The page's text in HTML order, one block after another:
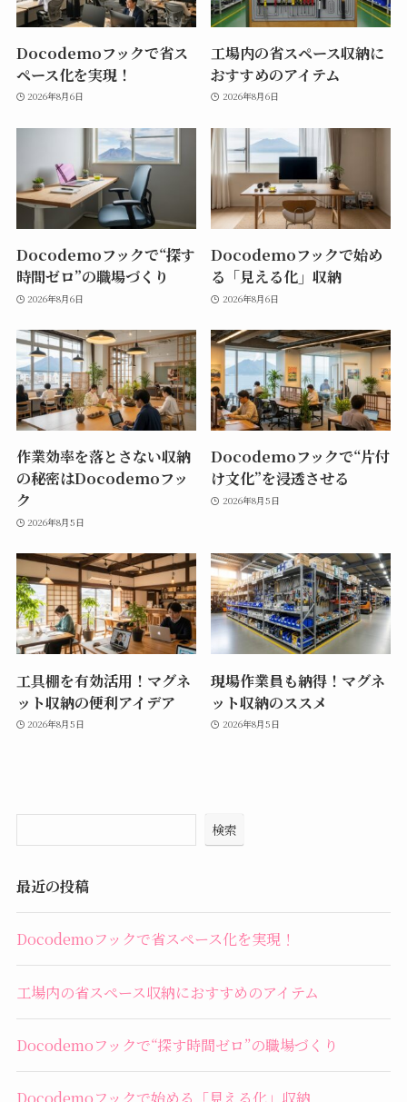
Docodemoフックで省ス
ペース化を実現！
2026年8月6日
工場内の省スペース収納に
おすすめのアイテム
2026年8月6日
Docodemoフックで“探す
時間ゼロ”の職場づくり
2026年8月6日
Docodemoフックで始め
る「見える化」収納
2026年8月6日
作業効率を落とさない収納
の秘密はDocodemoフッ
ク
2026年8月5日
Docodemoフックで“片付
け文化”を浸透させる
2026年8月5日
工具棚を有効活用！マグネ
ット収納の便利アイデア
2026年8月5日
現場作業員も納得！マグネ
ット収納のススメ
2026年8月5日
検索
最近の投稿
Docodemoフックで省スペース化を実現！
工場内の省スペース収納におすすめのアイテム
Docodemoフックで“探す時間ゼロ”の職場づくり
Docodemoフックで始める「見える化」収納